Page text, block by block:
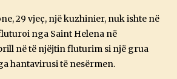
29 vjeç, një kuzhinier, nuk ishte në
nga Saint Helena në
në të njëjtin fluturim si një grua
hantavirusi të nesërmen.